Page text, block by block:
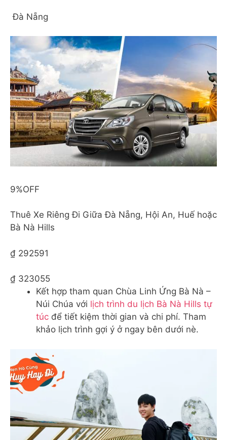
Đà Nẵng
9%OFF
Thuê Xe Riêng Đi Giữa Đà Nẵng, Hội An, Huế hoặc
Bà Nà Hills
₫ 292591
₫ 323055
Kết hợp tham quan Chùa Linh Ứng Bà Nà –
Núi Chúa với lịch trình du lịch Bà Nà Hills tự
túc để tiết kiệm thời gian và chi phí. Tham
khảo lịch trình gợi ý ở ngay bên dưới nè.